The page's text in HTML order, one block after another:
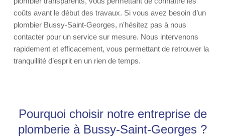
coûts avant le début des travaux. Si vous avez besoin d’un
plombier Bussy-Saint-Georges, n'hésitez pas à nous
contacter pour un service sur mesure. Nous intervenons
rapidement et efficacement, vous permettant de retrouver la
tranquillité d’esprit en un rien de temps.
Pourquoi choisir notre entreprise de
plomberie à Bussy-Saint-Georges ?